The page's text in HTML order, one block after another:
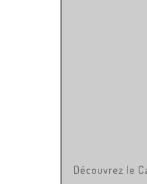
Découvrez le